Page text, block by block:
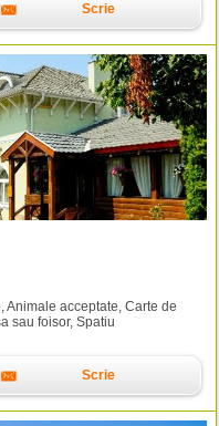
Scrie
Animale acceptate, Carte de
sau foisor, Spatiu
Scrie